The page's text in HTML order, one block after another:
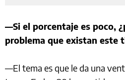
—Si el porcentaje es poco,
problema que existan este
—El tema es que le da una